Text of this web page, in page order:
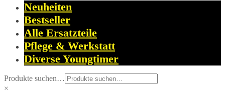
Neuheiten
Bestseller
Alle Ersatzteile
Pflege & Werkstatt
Diverse Youngtimer
Produkte suchen…
×